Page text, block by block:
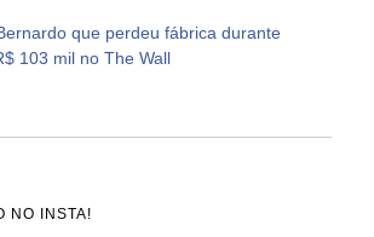
que perdeu fábrica durante
103 mil no The Wall
NO INSTA!